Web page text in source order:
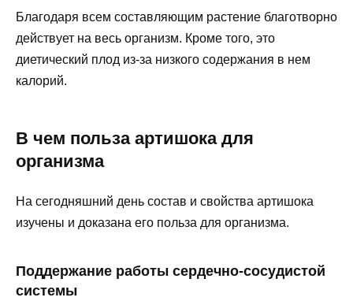
Благодаря всем составляющим растение благотворно
действует на весь организм. Кроме того, это
диетический плод из-за низкого содержания в нем
калорий.
В чем польза артишока для
организма
На сегодняшний день состав и свойства артишока
изучены и доказана его польза для организма.
Поддержание работы сердечно-сосудистой
системы